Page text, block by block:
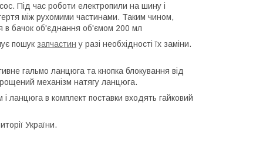
Під час роботи електропили на шину і
між рухомими частинами. Таким чином,
в бачок об'єднання об'ємом 200 мл
пошук запчастин у разі необхідності їх заміни.
гальмо ланцюга та кнопка блокування від
механізм натягу ланцюга.
ланцюга в комплект поставки входять гайковий
України.